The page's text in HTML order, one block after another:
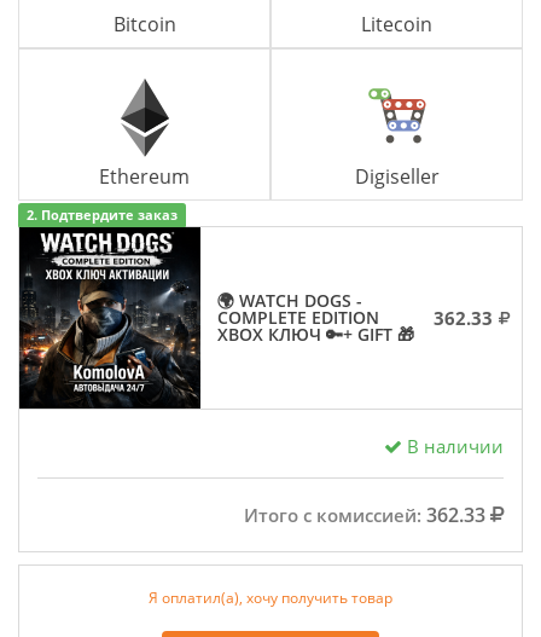
Bitcoin Litecoin
Ethereum Digiseller
2. Подтвердите заказ
🌍 WATCH DOGS -
COMPLETE EDITION
XBOX КЛЮЧ 🔑+ GIFT 🎁
362.33
В наличии
Итого с комиссией: 362.33
Я оплатил(а), хочу получить товар